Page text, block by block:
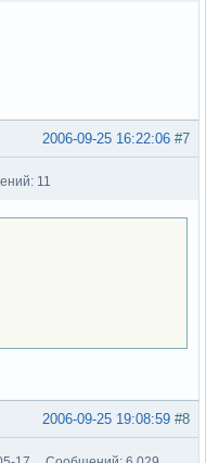
#7
2006-09-25 16:22:06
11
#8
2006-09-25 19:08:59